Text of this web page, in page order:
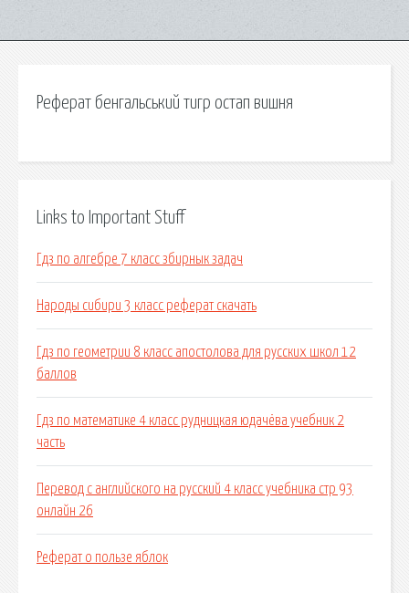
Реферат бенгальський тигр остап вишня
Links to Important Stuff
Гдз по алгебре 7 класс збирнык задач
Народы сибири 3 класс реферат скачать
Гдз по геометрии 8 класс апостолова для русских школ 12
баллов
Гдз по математике 4 класс рудницкая юдачёва учебник 2
часть
Перевод с английского на русский 4 класс учебника стр 93
онлайн 26
Реферат о пользе яблок